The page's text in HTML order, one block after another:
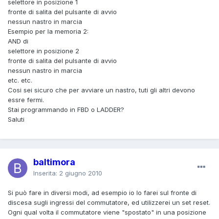
selettore in posizione 1
fronte di salita del pulsante di avvio
nessun nastro in marcia
Esempio per la memoria 2:
AND di
selettore in posizione 2
fronte di salita del pulsante di avvio
nessun nastro in marcia
etc. etc.
Cosi sei sicuro che per avviare un nastro, tuti gli altri devono
essre fermi.
Stai programmando in FBD o LADDER?
Saluti
baltimora
Inserita: 2 giugno 2010
Si può fare in diversi modi, ad esempio io lo farei sul fronte di
discesa sugli ingressi del commutatore, ed utilizzerei un set reset.
Ogni qual volta il commutatore viene "spostato" in una posizione